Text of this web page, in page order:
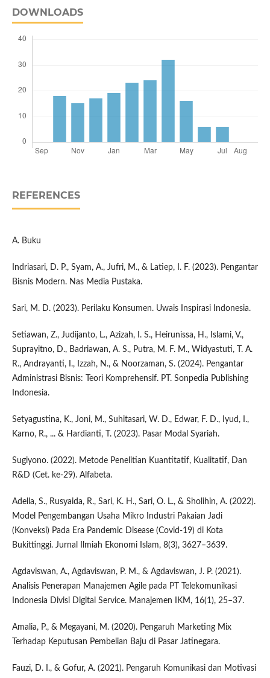
DOWNLOADS
REFERENCES
A. Buku
Indriasari, D. P., Syam, A., Jufri, M., & Latiep, I. F. (2023). Pengantar
Bisnis Modern. Nas Media Pustaka.
Sari, M. D. (2023). Perilaku Konsumen. Uwais Inspirasi Indonesia.
Setiawan, Z., Judijanto, L., Azizah, I. S., Heirunissa, H., Islami, V.,
Suprayitno, D., Badriawan, A. S., Putra, M. F. M., Widyastuti, T. A.
R., Andrayanti, I., Izzah, N., & Noorzaman, S. (2024). Pengantar
Administrasi Bisnis: Teori Komprehensif. PT. Sonpedia Publishing
Indonesia.
Setyagustina, K., Joni, M., Suhitasari, W. D., Edwar, F. D., Iyud, I.,
Karno, R., ... & Hardianti, T. (2023). Pasar Modal Syariah.
Sugiyono. (2022). Metode Penelitian Kuantitatif, Kualitatif, Dan
R&D (Cet. ke-29). Alfabeta.
Adella, S., Rusyaida, R., Sari, K. H., Sari, O. L., & Sholihin, A. (2022).
Model Pengembangan Usaha Mikro Industri Pakaian Jadi
(Konveksi) Pada Era Pandemic Disease (Covid-19) di Kota
Bukittinggi. Jurnal Ilmiah Ekonomi Islam, 8(3), 3627–3639.
Agdaviswan, A., Agdaviswan, P. M., & Agdaviswan, J. P. (2021).
Analisis Penerapan Manajemen Agile pada PT Telekomunikasi
Indonesia Divisi Digital Service. Manajemen IKM, 16(1), 25–37.
Amalia, P., & Megayani, M. (2020). Pengaruh Marketing Mix
Terhadap Keputusan Pembelian Baju di Pasar Jatinegara.
Fauzi, D. I., & Gofur, A. (2021). Pengaruh Komunikasi dan Motivasi